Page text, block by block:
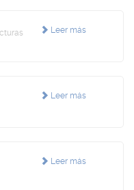
Leer más
Leer más
Leer más